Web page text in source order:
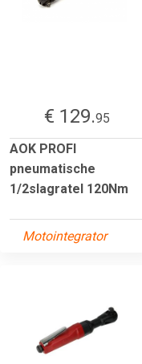
€ 129.95
AOK PROFI
pneumatische
1/2slagratel 120Nm
Motointegrator